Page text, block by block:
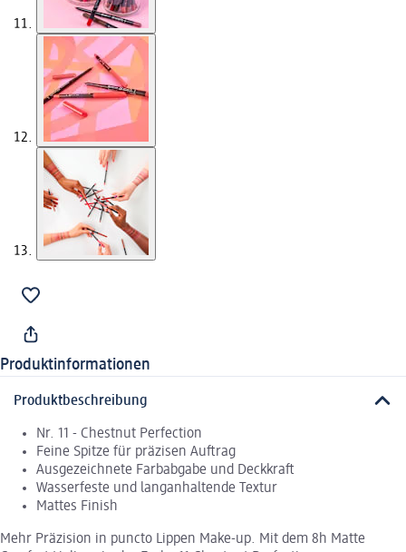
Produktinformationen
Produktbeschreibung
Nr. 11 - Chestnut Perfection
Feine Spitze für präzisen Auftrag
Ausgezeichnete Farbabgabe und Deckkraft
Wasserfeste und langanhaltende Textur
Mattes Finish
Mehr Präzision in puncto Lippen Make-up. Mit dem 8h Matte